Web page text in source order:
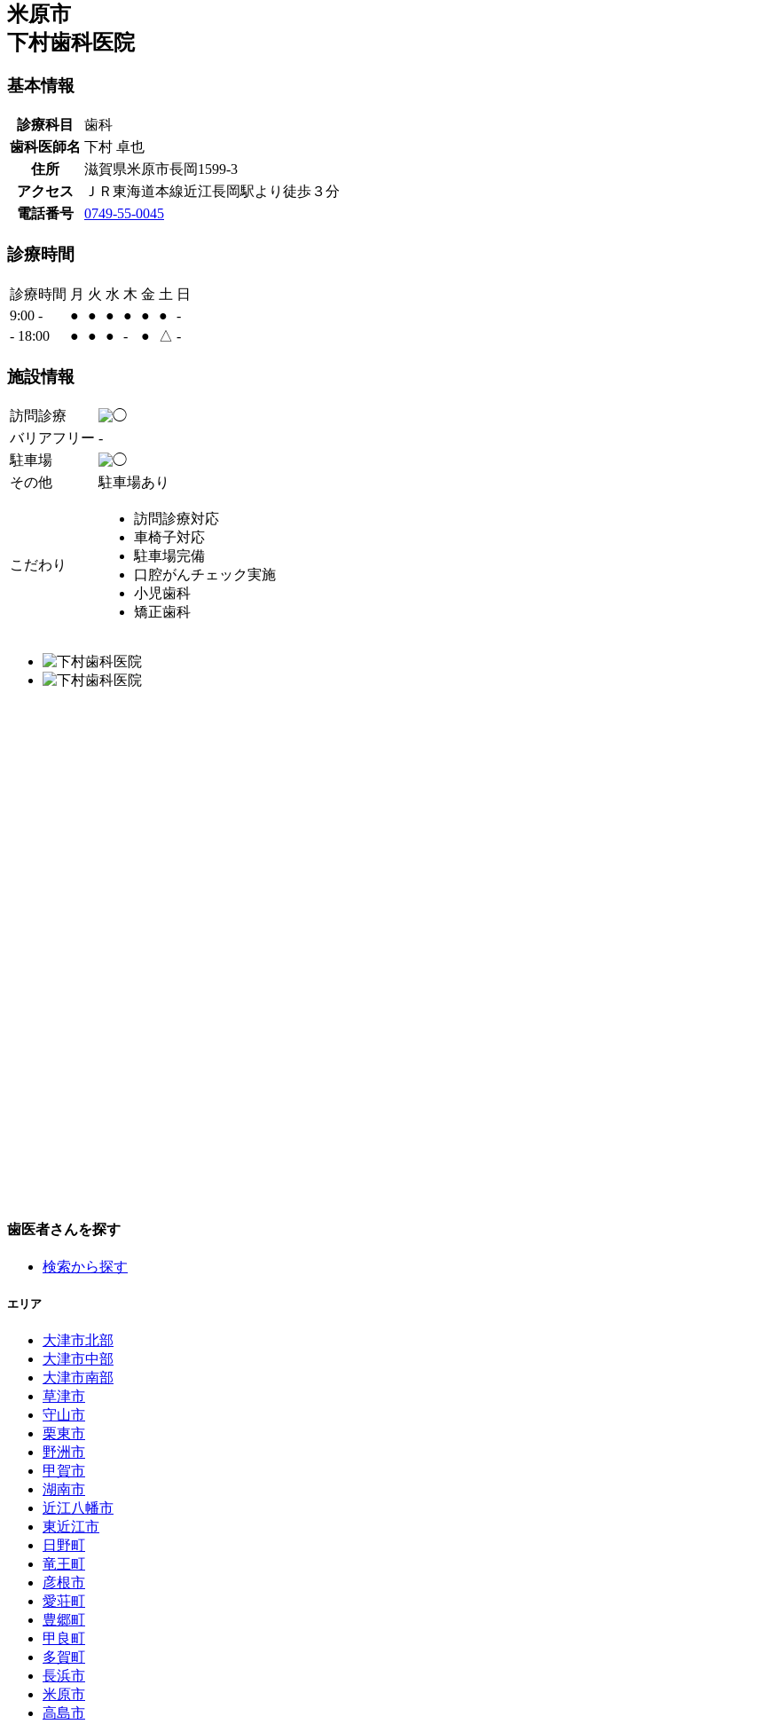
米原市
下村歯科医院
基本情報
診療科目
歯科
歯科医師名 下村 卓也
住所
滋賀県米原市長岡1599-3
アクセス
ＪＲ東海道本線近江長岡駅より徒歩３分
電話番号
0749-55-0045
診療時間
診療時間 月 火 水 木 金 土 日
9:00 -
● ● ● ● ● ●
-
- 18:00
● ● ● - ● △ -
施設情報
訪問診療
バリアフリー -
駐車場
その他
駐車場あり
こだわり
訪問診療対応
車椅子対応
駐車場完備
口腔がんチェック実施
小児歯科
矯正歯科
歯医者さんを探す
検索から探す
エリア
大津市北部
大津市中部
大津市南部
草津市
守山市
栗東市
野洲市
甲賀市
湖南市
近江八幡市
東近江市
日野町
竜王町
彦根市
愛荘町
豊郷町
甲良町
多賀町
長浜市
米原市
高島市